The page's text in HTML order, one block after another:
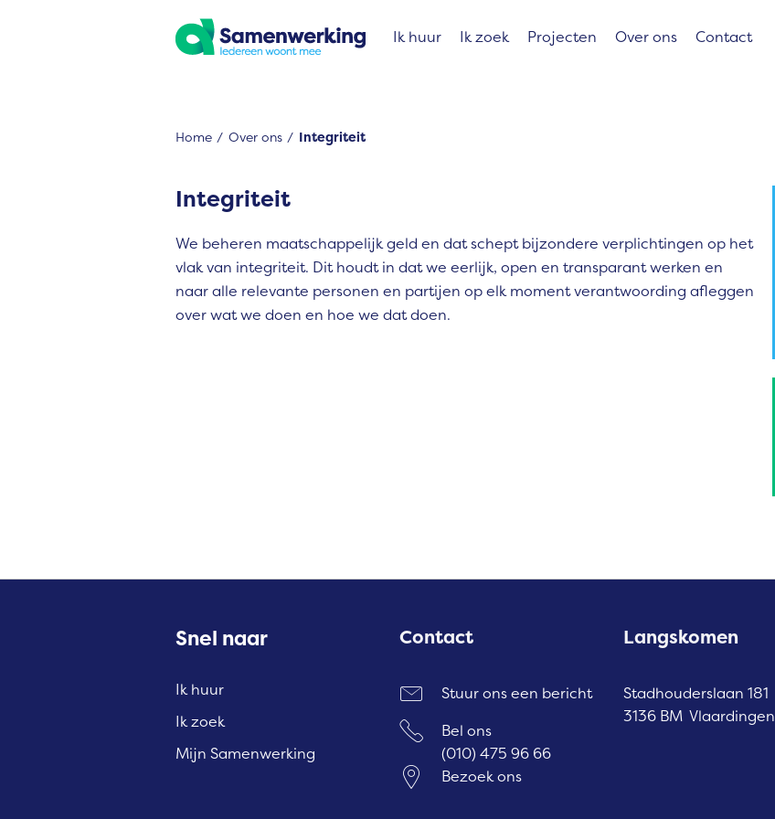
Naar hoofdnavigatiemenu
Naar de homepage Ik huur Ik zoek Projecten Over ons Contact
Home Over ons Integriteit
Integriteit
We beheren maatschappelijk geld en dat schept bijzondere verplichtingen op het
vlak van integriteit. Dit houdt in dat we eerlijk, open en transparant werken en
naar alle relevante personen en partijen op elk moment verantwoording afleggen
over wat we doen en hoe we dat doen.
Contactinformatie
Snel naar
Ik huur
Ik zoek
Mijn Samenwerking
Contact
Stuur ons een bericht
Bel ons
(010) 475 96 66
Bezoek ons
Langskomen
Stadhouderslaan 181
3136 BM Vlaardingen